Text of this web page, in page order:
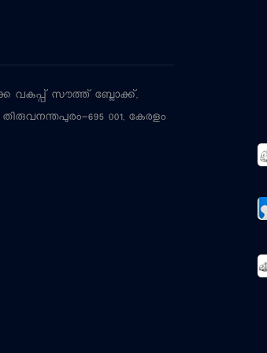
വകുപ്പ് സൗത്ത് ബ്ലോക്ക്,
തിരുവനന്തപുരം-695 001, കേരളം